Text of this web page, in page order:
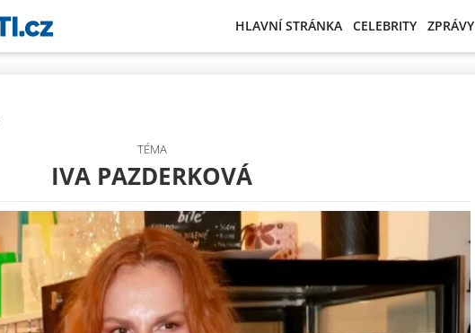
HLAVNÍ STRÁNKA CELEBRITY ZPRÁVY
TÉMA
IVA PAZDERKOVÁ